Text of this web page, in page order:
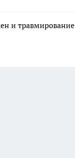
и травмирование